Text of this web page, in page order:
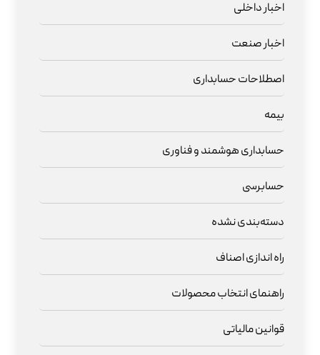
اخبار داخلی
اخبار صنعت
اصطلاحات حسابداری
بیمه
حسابداری هوشمند و فناوری
حسابرسی
دسته‌بندی نشده
راه اندازی اصناف
راهنمای انتخاب محصولات
قوانین مالیاتی